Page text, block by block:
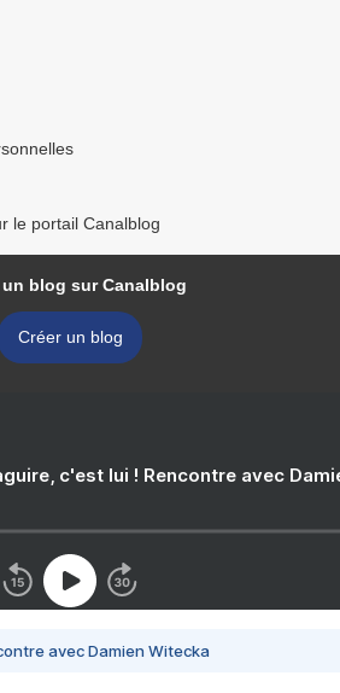
le portail Canalblog
un blog sur Canalblog
Créer un blog
c'est lui ! Rencontre avec
avec Damien Witecka